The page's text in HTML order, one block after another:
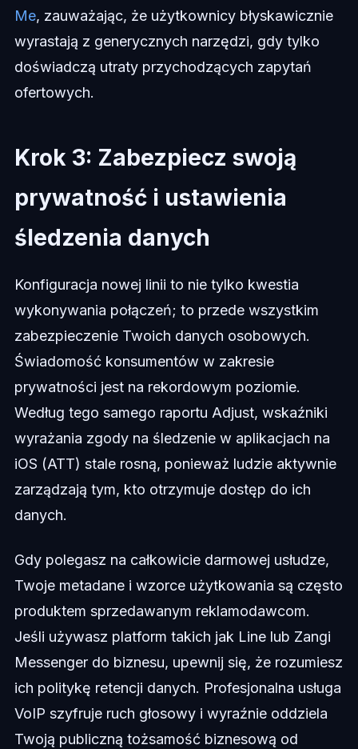
Me, zauważając, że użytkownicy błyskawicznie
wyrastają z generycznych narzędzi, gdy tylko
doświadczą utraty przychodzących zapytań
ofertowych.
Krok 3: Zabezpiecz swoją
prywatność i ustawienia
śledzenia danych
Konfiguracja nowej linii to nie tylko kwestia
wykonywania połączeń; to przede wszystkim
zabezpieczenie Twoich danych osobowych.
Świadomość konsumentów w zakresie
prywatności jest na rekordowym poziomie.
Według tego samego raportu Adjust, wskaźniki
wyrażania zgody na śledzenie w aplikacjach na
iOS (ATT) stale rosną, ponieważ ludzie aktywnie
zarządzają tym, kto otrzymuje dostęp do ich
danych.
Gdy polegasz na całkowicie darmowej usłudze,
Twoje metadane i wzorce użytkowania są często
produktem sprzedawanym reklamodawcom.
Jeśli używasz platform takich jak Line lub Zangi
Messenger do biznesu, upewnij się, że rozumiesz
ich politykę retencji danych. Profesjonalna usługa
VoIP szyfruje ruch głosowy i wyraźnie oddziela
Twoją publiczną tożsamość biznesową od